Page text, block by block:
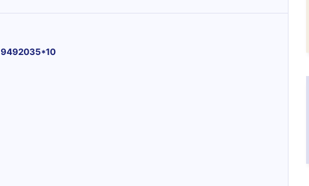
9492035*10